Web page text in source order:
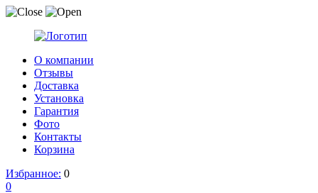
О компании
Отзывы
Доставка
Установка
Гарантия
Фото
Контакты
Корзина
Избранное: 0
0